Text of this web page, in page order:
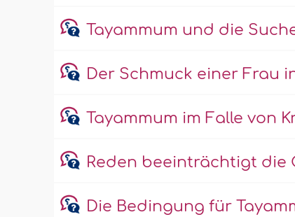
Tayammum und die
Der Schmuck einer Frau
Tayammum im Falle von
Reden beeinträchtigt die
Die Bedingung für